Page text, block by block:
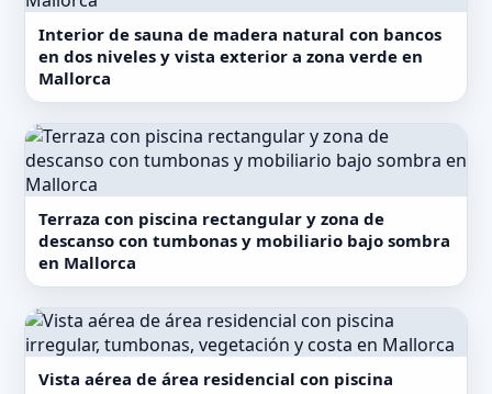
Interior de sauna de madera natural con bancos
en dos niveles y vista exterior a zona verde en
Mallorca
Terraza con piscina rectangular y zona de
descanso con tumbonas y mobiliario bajo sombra
en Mallorca
Vista aérea de área residencial con piscina